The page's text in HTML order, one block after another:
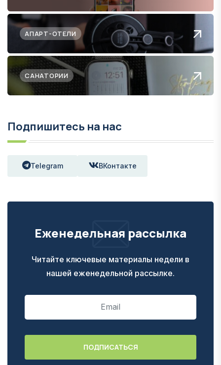
АПАРТ-ОТЕЛИ
САНАТОРИИ
Подпишитесь на нас
Telegram ВКонтакте
Еженедельная рассылка
Читайте ключевые материалы недели в
нашей еженедельной рассылке.